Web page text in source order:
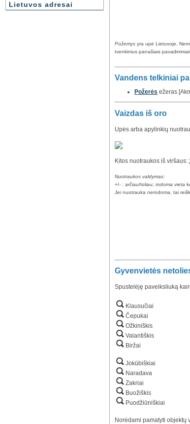
Lietuvos adresai
Požemys yra upė Lietuvoje,
tvenkinius panašiais
Vandens telkiniai
Požerės ežeras
Vaizdas iš oro
Upės arba apylinkių
Kitos nuotraukos iš viršaus:
Nuotraukos valdymas:
+/- : arčiau/toliau; rodoma vieta
Jei nuotrauka nerodoma, tai
Gyvenvietės
Spustelėję paveiksliuką
Klausučiai
Čepukai
Ožkiniškis
Valantiškis
Biržai
Jokūbiškiai
Naradava
Zakriai
Buožiškis
Puodžiūniškiai
Norėdami pamatyti objektų